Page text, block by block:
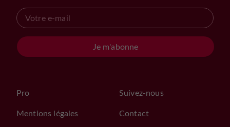
Je m'abonne
Pro
Mentions légales
Suivez-nous
Contact